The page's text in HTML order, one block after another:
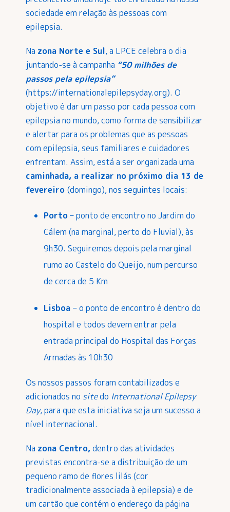
sociedade em relação às pessoas com
epilepsia.
Na zona Norte e Sul, a LPCE celebra o dia
juntando-se à campanha “50 milhões de
passos pela epilepsia”
(https://internationalepilepsyday.org). O
objetivo é dar um passo por cada pessoa com
epilepsia no mundo, como forma de sensibilizar
e alertar para os problemas que as pessoas
com epilepsia, seus familiares e cuidadores
enfrentam. Assim, está a ser organizada uma
caminhada, a realizar no próximo dia 13 de
fevereiro (domingo), nos seguintes locais:
Porto– ponto de encontro no Jardim do
Cálem (na marginal, perto do Fluvial), às
9h30. Seguiremos depois pela marginal
rumo ao Castelo do Queijo, num percurso
de cerca de 5 Km
Lisboa – o ponto de encontro é dentro do
hospital e todos devem entrar pela
entrada principal do Hospital das Forças
Armadas às 10h30
Os nossos passos foram contabilizados e
adicionados no sitedo International Epilepsy
Day, para que esta iniciativa seja um sucesso a
nível internacional.
Na zona Centro,dentro das atividades
previstas encontra-se a distribuição de um
pequeno ramo de flores lilás (cor
tradicionalmente associada à epilepsia) e de
um cartão que contém o endereço da página